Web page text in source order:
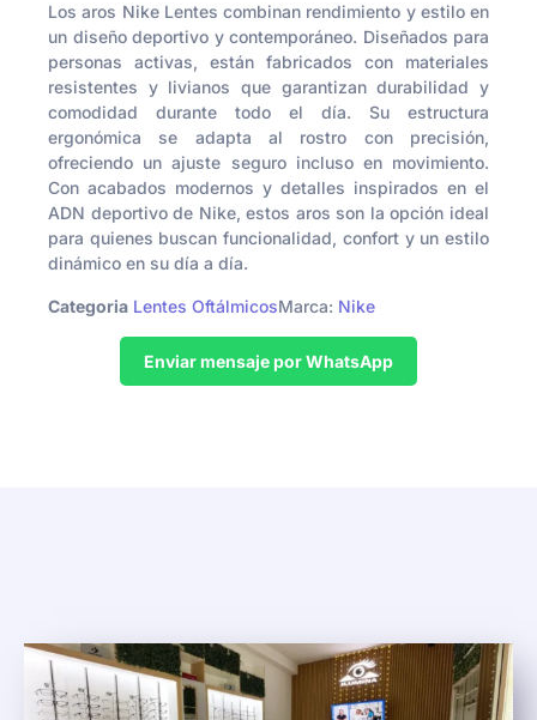
Los aros Nike Lentes combinan rendimiento y estilo en
un diseño deportivo y contemporáneo. Diseñados para
personas activas, están fabricados con materiales
resistentes y livianos que garantizan durabilidad y
comodidad durante todo el día. Su estructura
ergonómica se adapta al rostro con precisión,
ofreciendo un ajuste seguro incluso en movimiento.
Con acabados modernos y detalles inspirados en el
ADN deportivo de Nike, estos aros son la opción ideal
para quienes buscan funcionalidad, confort y un estilo
dinámico en su día a día.
Categoria Lentes OftálmicosMarca: Nike
Enviar mensaje por WhatsApp